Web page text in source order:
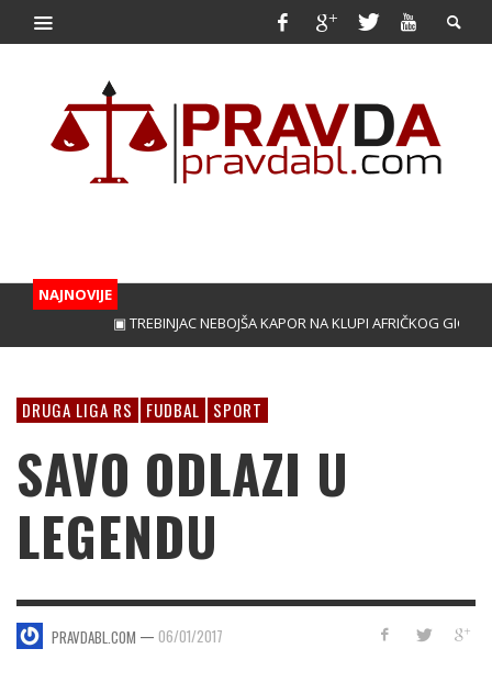
NAJNOVIJE
▣ TREBINJAC NEBOJŠA KAPOR NA KLUPI AFRIČKOG GIGANTA!
DRUGA LIGA RS FUDBAL SPORT
SAVO ODLAZI U
LEGENDU
PRAVDABL.COM — 06/01/2017